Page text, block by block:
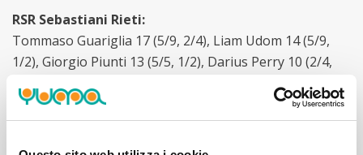
RSR Sebastiani Rieti:
Tommaso Guariglia 17 (5/9, 2/4), Liam Udom 14 (5/9,
1/2), Giorgio Piunti 13 (5/5, 1/2), Darius Perry 10 (2/4,
1/6), Mattia Palumbo 4 (2/5, 0/0), Davide Pascolo 4 (2/4,
0/1), Matteo Parravicini 3 (0/2, 1/2), Fabio Mian 3 (0/1,
1/2), Lorenzo Piccin 2 (1/3, 0/1), Alessandro Paesano 2
(1/1, 0/0).